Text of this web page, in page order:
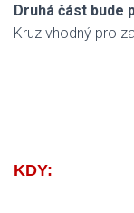
Druhá část bude
Kruz vhodný pro
KDY: